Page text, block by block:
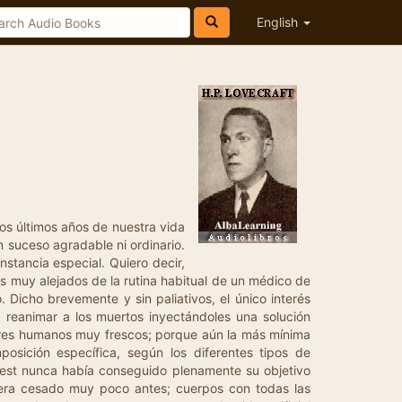
English
tocar siquiera el cuerpo, inyectó primero una droga en la muñeca, cerca del sitio donde había pinchado para inyectarle el compuesto embalsamador. Ésta, dijo, neutralizaría el compuesto y liberaría los sistemas sumiéndolos en una relajación normal, de forma que la solución reanimadora pudiese actuar libremente al ser inyectada. Poco después, cuando se observó un cambio, y un leve temblor pareció afectar los miembros muertos, West colocó sobre la cara espasmódica una especie de almohada, la apretó violentamente y no la retiró hasta que el cadáver se quedó absolutamente inmóvil y listo para nuestro intento de reanimación. Él, pálido y entusiasta se dedicó ahora a efectuar unas cuantas pruebas finales y someras para comprobar la absoluta carencia de vida, se aparto satisfecho y, finalmente inyectó en el brazo izquierdo una dosis meticulosamente medida del elixir vital, preparado durante la tarde con más minuciosidad que nunca, desde nuestros tiempos universitarios, en que nuestras hazañas eran nuevas e inseguras. No me es posible describir la tremenda e intensa incertidumbre con que esperamos los resultados de este primer ejemplar auténticamente fresco: el primero del que podíamos esperar razonablemente que abriese los labios y nos contase quizá, con voz inteligente, lo que había visto al otro lado del insondable abismo. West era materialista, no creía en el alma, y atribuía toda función de la conciencia a fenómenos corporales; por consiguiente, no esperaba ninguna revelación sobre espantosos secretos de abismos y cavernas más allá de la barrera de la muerte. Yo no disentía completamente de su teoría, aunque conservaba vagos e instintivos vestigios de la primitiva fe de mis antecesores; de modo que no podía dejar de observar el cadáver con cierto temor y terrible expectación. Además... no podía borrar de mi memoria aquel grito espantoso e inhumano que oímos la noche en que intentamos nuestro primer experimento en la deshabitada granja de Arkha